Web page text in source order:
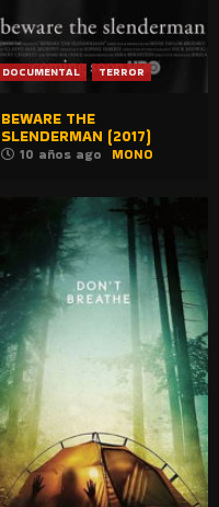
DOCUMENTAL TERROR
BEWARE THE
SLENDERMAN (2017)
10 años ago MONO